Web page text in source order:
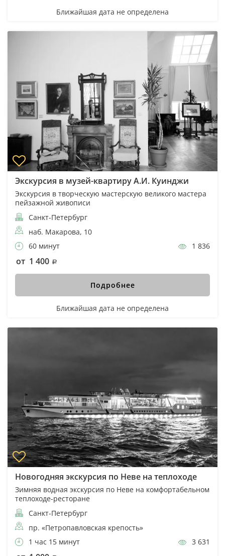
Ближайшая дата не определена
Экскурсия в музей-квартиру А.И. Куинджи
Экскурсия в творческую мастерскую великого мастера
пейзажной живописи
Санкт-Петербург
наб. Макарова, 10
60 минут
1 836
от 1 400
Подробнее
Ближайшая дата не определена
Новогодняя экскурсия по Неве на теплоходе
Зимняя водная экскурсия по Неве на комфортабельном
теплоходе-ресторане
Санкт-Петербург
пр. «Петропавловская крепость»
1 час 15 минут
3 631